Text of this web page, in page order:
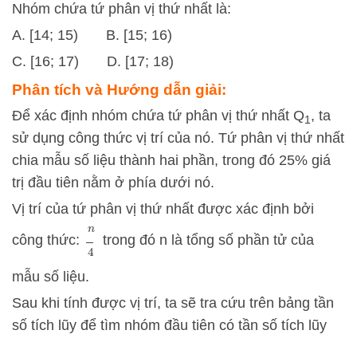
Nhóm chứa tứ phân vị thứ nhất là:
A. [14; 15) B. [15; 16)
C. [16; 17) D. [17; 18)
Phân tích và Hướng dẫn giải:
Để xác định nhóm chứa tứ phân vị thứ nhất Q1 , ta
sử dụng công thức vị trí của nó. Tứ phân vị thứ nhất
chia mẫu số liệu thành hai phần, trong đó 25% giá
trị đầu tiên nằm ở phía dưới nó.
Vị trí của tứ phân vị thứ nhất được xác định bởi
công thức: n4 trong đó n là tổng số phần tử của
mẫu số liệu.
Sau khi tính được vị trí, ta sẽ tra cứu trên bảng tần
số tích lũy để tìm nhóm đầu tiên có tần số tích lũy